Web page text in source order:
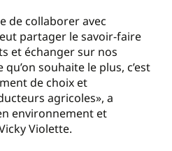
de collaborer avec
partager le savoir-faire
et échanger sur nos
souhaite le plus, c’est
de choix et
agricoles», a
environnement et
Violette.